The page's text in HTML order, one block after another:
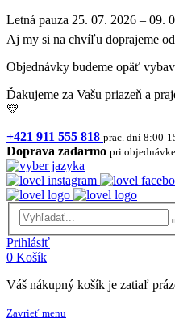
Letná pauza 25. 07. 2026 – 09.
Aj my si na chvíľu doprajeme
Objednávky budeme opäť
Ďakujeme za Vašu priazeň a
💛
+421 911 555 818 prac. dni 8:00-
Doprava zadarmo pri
Prihlásiť
0 Košík
Váš nákupný košík je zatiaľ
Zavrieť menu